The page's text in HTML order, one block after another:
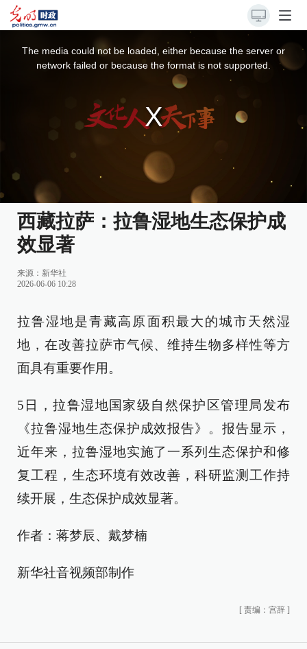
The media could not be loaded, either because the server or
network failed or because the format is not supported.
西藏拉萨：拉鲁湿地生态保护成
效显著
来源： 新华社
2026-06-06 10:28
拉鲁湿地是青藏高原面积最大的城市天然湿
地，在改善拉萨市气候、维持生物多样性等方
面具有重要作用。
5日，拉鲁湿地国家级自然保护区管理局发布
《拉鲁湿地生态保护成效报告》。报告显示，
近年来，拉鲁湿地实施了一系列生态保护和修
复工程，生态环境有效改善，科研监测工作持
续开展，生态保护成效显著。
作者：蒋梦辰、戴梦楠
新华社音视频部制作
[ 责编：宫辞 ]